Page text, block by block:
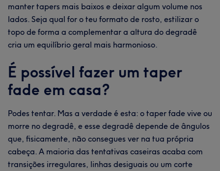
manter tapers mais baixos e deixar algum volume nos
lados. Seja qual for o teu formato de rosto, estilizar o
topo de forma a complementar a altura do degradê
cria um equilíbrio geral mais harmonioso.
É possível fazer um taper
fade em casa?
Podes tentar. Mas a verdade é esta: o taper fade vive ou
morre no degradê, e esse degradê depende de ângulos
que, fisicamente, não consegues ver na tua própria
cabeça. A maioria das tentativas caseiras acaba com
transições irregulares, linhas desiguais ou um corte